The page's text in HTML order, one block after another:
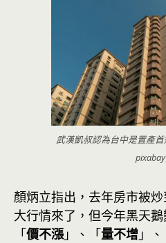
武漢凱叔認為台中是置產
pixabay
顏炳立指出，去年房市被
大行情來了，但今年黑天
「價不漲」、「量不增 」